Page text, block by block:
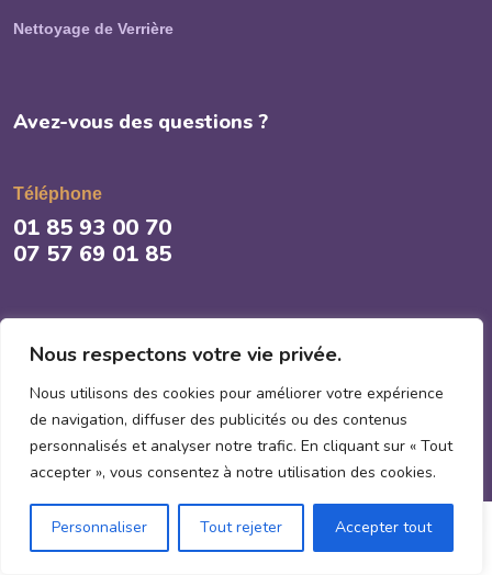
Nous respectons votre vie privée.
Nous utilisons des cookies pour améliorer votre expérience
de navigation, diffuser des publicités ou des contenus
personnalisés et analyser notre trafic. En cliquant sur « Tout
accepter », vous consentez à notre utilisation des cookies.
Personnaliser Tout rejeter Accepter tout
Nettoyage de Verrière
Avez-vous des questions ?
Téléphone
01 85 93 00 70
07 57 69 01 85
contact@proclean-idf.fr
© Copyright 2025